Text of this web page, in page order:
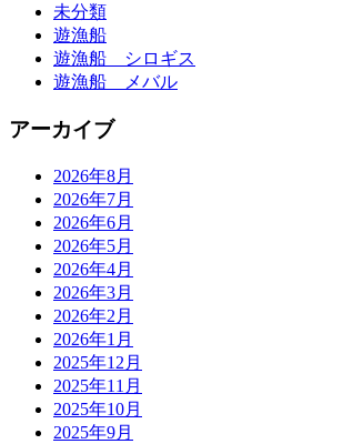
未分類
遊漁船
遊漁船 シロギス
遊漁船 メバル
アーカイブ
2026年8月
2026年7月
2026年6月
2026年5月
2026年4月
2026年3月
2026年2月
2026年1月
2025年12月
2025年11月
2025年10月
2025年9月